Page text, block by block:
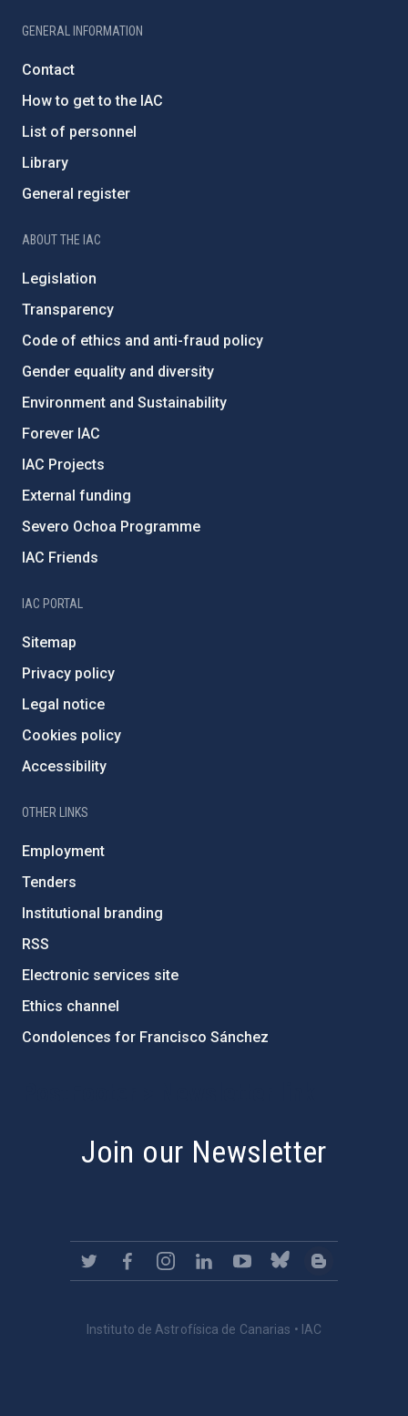
GENERAL INFORMATION
Contact
How to get to the IAC
List of personnel
Library
General register
ABOUT THE IAC
Legislation
Transparency
Code of ethics and anti-fraud policy
Gender equality and diversity
Environment and Sustainability
Forever IAC
IAC Projects
External funding
Severo Ochoa Programme
IAC Friends
IAC PORTAL
Sitemap
Privacy policy
Legal notice
Cookies policy
Accessibility
OTHER LINKS
Employment
Tenders
Institutional branding
RSS
Electronic services site
Ethics channel
Condolences for Francisco Sánchez
Join our Newsletter
Instituto de Astrofísica de Canarias • IAC